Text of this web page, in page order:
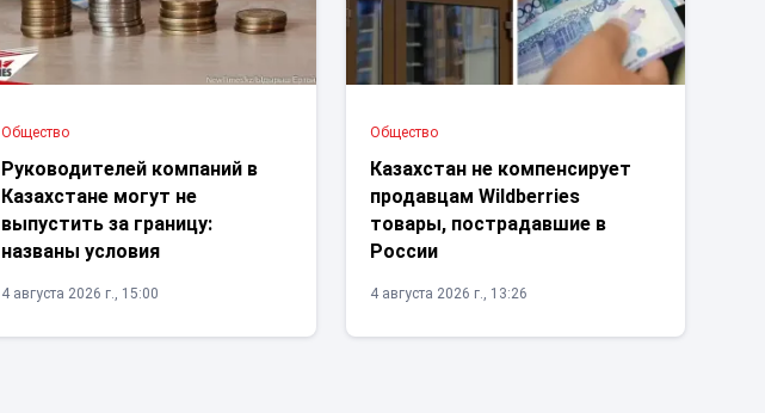
Общество
Руководителей компаний в
Казахстане могут не
выпустить за границу:
названы условия
4 августа 2026 г., 15:00
Общество
Казахстан не компенсирует
продавцам Wildberries
товары, пострадавшие в
России
4 августа 2026 г., 13:26